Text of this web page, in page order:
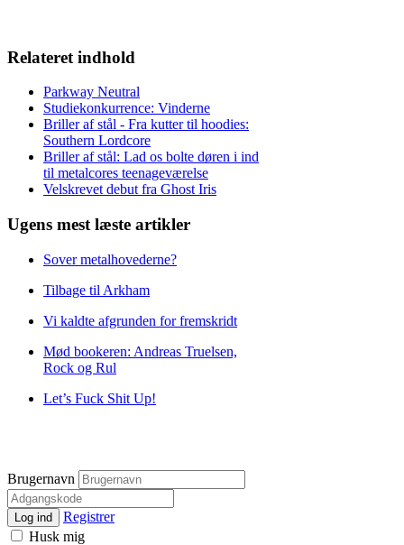
Relateret indhold
Parkway Neutral
Studiekonkurrence: Vinderne
Briller af stål - Fra kutter til hoodies:
Southern Lordcore
Briller af stål: Lad os bolte døren i ind
til metalcores teenageværelse
Velskrevet debut fra Ghost Iris
Ugens mest læste artikler
Sover metalhovederne?
Tilbage til Arkham
Vi kaldte afgrunden for fremskridt
Mød bookeren: Andreas Truelsen,
Rock og Rul
Let’s Fuck Shit Up!
Brugernavn
Log ind
Registrer
Husk mig